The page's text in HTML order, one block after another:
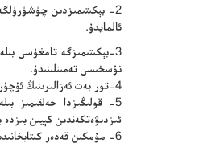
2- بېكىتىمىزدىن
ئالمايدۇ.
3-بېكىتىمىزگە تامغۇسى
نۇسخىسى تەمىنلىنىدۇ.
4-تور بەت ئەزالىرىنىڭ ئۇچۇر بىخەتەرلىكى ئالاھىدە قوغدىلىدۇ.
5- قولىڭىزدا خەلقىمىز
ئىزدىۋەتكەندىن كېيىن بىزدە
6- مۇمكىن قەدەر كىتابخانىدىن ئەسلىي نۇسخا كىتابنى سېتىۋېلىپ ئوقۇڭ.